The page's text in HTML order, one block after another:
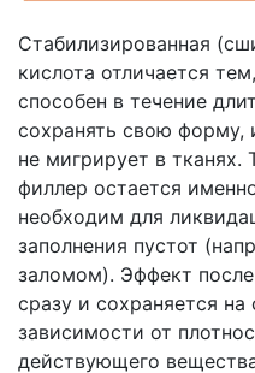
Стабилизированная
кислота отличается
способен в течение
сохранять свою форму,
не мигрирует в
филлер остается
необходим для
заполнения пустот
заломом). Эффект
сразу и сохраняется
зависимости от
действующего